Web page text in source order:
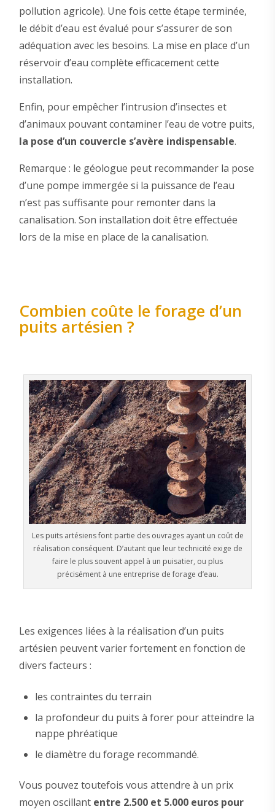
pollution agricole). Une fois cette étape terminée,
le débit d’eau est évalué pour s’assurer de son
adéquation avec les besoins. La mise en place d’un
réservoir d’eau complète efficacement cette
installation.
Enfin, pour empêcher l’intrusion d’insectes et
d’animaux pouvant contaminer l’eau de votre puits,
la pose d’un couvercle s’avère indispensable.
Remarque : le géologue peut recommander la pose
d’une pompe immergée si la puissance de l’eau
n’est pas suffisante pour remonter dans la
canalisation. Son installation doit être effectuée
lors de la mise en place de la canalisation.
Combien coûte le forage d’un
puits artésien ?
Les puits artésiens font partie des ouvrages ayant un coût de
réalisation conséquent. D’autant que leur technicité exige de
faire le plus souvent appel à un puisatier, ou plus
précisément à une entreprise de forage d’eau.
Les exigences liées à la réalisation d’un puits
artésien peuvent varier fortement en fonction de
divers facteurs :
les contraintes du terrain
la profondeur du puits à forer pour atteindre la
nappe phréatique
le diamètre du forage recommandé.
Vous pouvez toutefois vous attendre à un prix
moyen oscillant entre 2.500 et 5.000 euros pour